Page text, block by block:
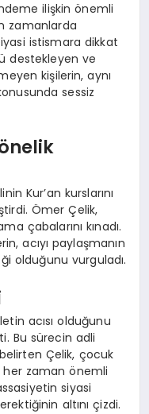
ilişkin önemli
zamanlarda
istismara dikkat
destekleyen ve
kişilerin, aynı
sessiz
Kur’an kurslarını
Ömer Çelik,
çabalarını kınadı.
acıyı paylaşmanın
olduğunu vurguladı.
acısı olduğunu
Bu sürecin adli
Çelik, çocuk
her zaman önemli
siyasi
altını çizdi.